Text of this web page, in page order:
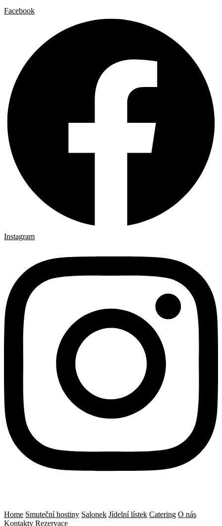
Facebook
Instagram
Home Smuteční hostiny Salonek Jídelní lístek Catering O nás
Kontakty Rezervace